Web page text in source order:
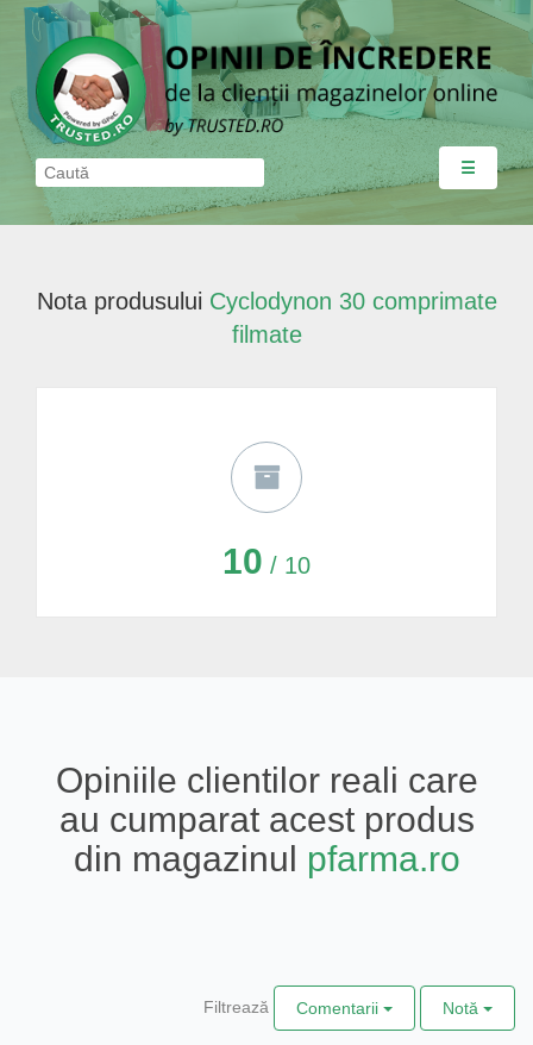
☰
Nota produsului Cyclodynon 30 comprimate
filmate
10 / 10
Opiniile clientilor reali care
au cumparat acest produs
din magazinul pfarma.ro
Filtrează Comentarii Notă